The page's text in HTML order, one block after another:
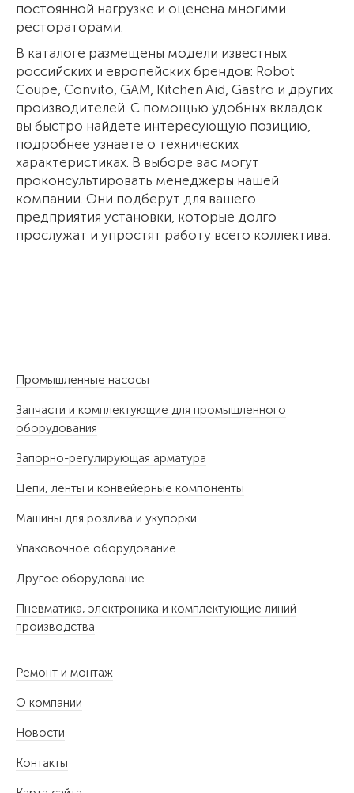
постоянной нагрузке и оценена многими
рестораторами.
В каталоге размещены модели известных
российских и европейских брендов: Robot
Coupe, Convito, GAM, Kitchen Aid, Gastro и других
производителей. С помощью удобных вкладок
вы быстро найдете интересующую позицию,
подробнее узнаете о технических
характеристиках. В выборе вас могут
проконсультировать менеджеры нашей
компании. Они подберут для вашего
предприятия установки, которые долго
прослужат и упростят работу всего коллектива.
Промышленные насосы
Запчасти и комплектующие для промышленного
оборудования
Запорно-регулирующая арматура
Цепи, ленты и конвейерные компоненты
Машины для розлива и укупорки
Упаковочное оборудование
Другое оборудование
Пневматика, электроника и комплектующие линий
производства
Ремонт и монтаж
О компании
Новости
Контакты